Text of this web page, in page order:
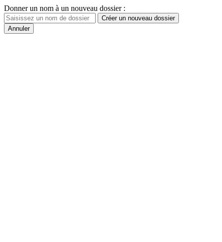
Donner un nom à un nouveau dossier :
Créer un nouveau dossier
Annuler